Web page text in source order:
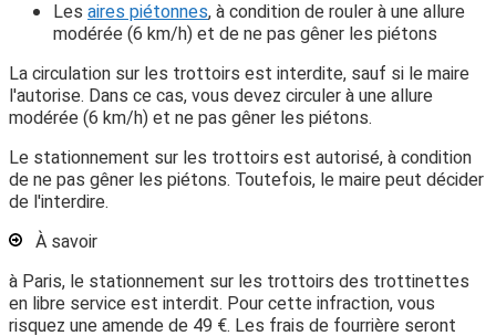
Les aires piétonnes, à condition de rouler à une allure
modérée (6 km/h) et de ne pas gêner les piétons
La circulation sur les trottoirs est interdite, sauf si le maire
l'autorise. Dans ce cas, vous devez circuler à une allure
modérée (6 km/h) et ne pas gêner les piétons.
Le stationnement sur les trottoirs est autorisé, à condition
de ne pas gêner les piétons. Toutefois, le maire peut décider
de l'interdire.
À savoir
à Paris, le stationnement sur les trottoirs des trottinettes
en libre service est interdit. Pour cette infraction, vous
risquez une amende de 49 €. Les frais de fourrière seront